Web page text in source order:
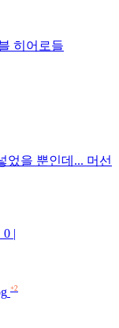
히어로들
었을 뿐인데... 머선
0 |
+2